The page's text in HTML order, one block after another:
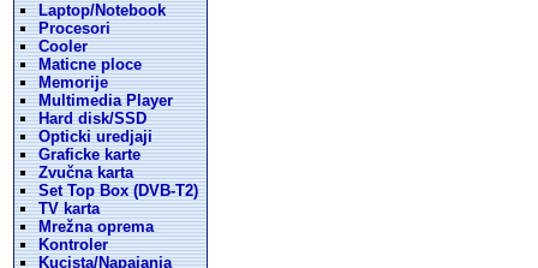
Laptop/Notebook
Procesori
Cooler
Maticne ploce
Memorije
Multimedia Player
Hard disk/SSD
Opticki uredjaji
Graficke karte
Zvučna karta
Set Top Box (DVB-T2)
TV karta
Mrežna oprema
Kontroler
Kucista/Napajanja